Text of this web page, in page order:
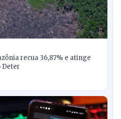
recua 36,87% e atinge
Deter